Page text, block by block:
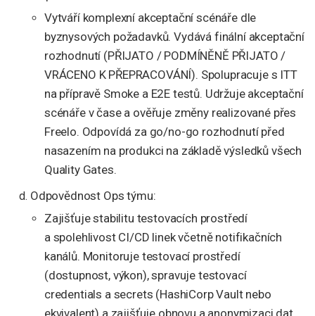
Vytváří komplexní akceptační scénáře dle
byznysových požadavků. Vydává finální akceptační
rozhodnutí (PŘIJATO / PODMÍNĚNĚ PŘIJATO /
VRÁCENO K PŘEPRACOVÁNÍ). Spolupracuje s ITT
na přípravě Smoke a E2E testů. Udržuje akceptační
scénáře v čase a ověřuje změny realizované přes
Freelo. Odpovídá za go/no-go rozhodnutí před
nasazením na produkci na základě výsledků všech
Quality Gates.
Odpovědnost Ops týmu:
Zajišťuje stabilitu testovacích prostředí
a spolehlivost CI/CD linek včetně notifikačních
kanálů. Monitoruje testovací prostředí
(dostupnost, výkon), spravuje testovací
credentials a secrets (HashiCorp Vault nebo